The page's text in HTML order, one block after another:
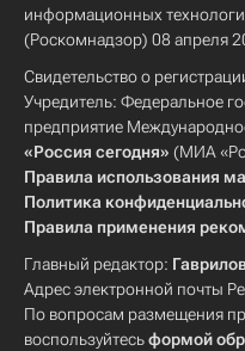
информационных
(Роскомнадзор) 08 апреля
Свидетельство о
Учредитель: Федеральное
предприятие
«Россия сегодня» (МИА
Правила использования
Политика
Правила применения
Главный редактор:
Адрес электронной почты
По вопросам размещения
воспользуйтесьформой